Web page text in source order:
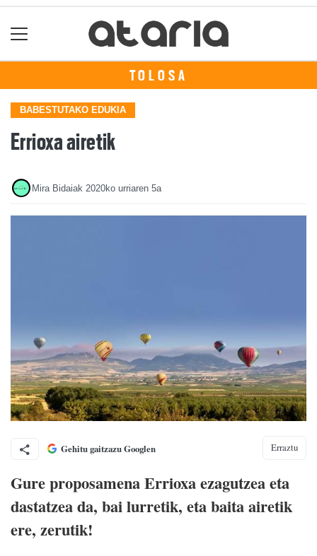
TOLOSA
BABESTUTAKO EDUKIA
Errioxa airetik
Mira Bidaiak 2020ko urriaren 5a
Gehitu gaitzazu Googlen Erraztu
Gure proposamena Errioxa ezagutzea eta
dastatzea da, bai lurretik, eta baita airetik
ere, zerutik!